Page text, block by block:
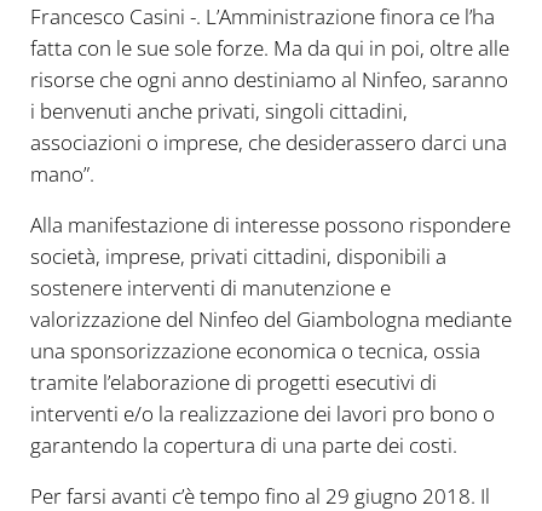
Francesco Casini -. L’Amministrazione finora ce l’ha
fatta con le sue sole forze. Ma da qui in poi, oltre alle
risorse che ogni anno destiniamo al Ninfeo, saranno
i benvenuti anche privati, singoli cittadini,
associazioni o imprese, che desiderassero darci una
mano”.
Alla manifestazione di interesse possono rispondere
società, imprese, privati cittadini, disponibili a
sostenere interventi di manutenzione e
valorizzazione del Ninfeo del Giambologna mediante
una sponsorizzazione economica o tecnica, ossia
tramite l’elaborazione di progetti esecutivi di
interventi e/o la realizzazione dei lavori pro bono o
garantendo la copertura di una parte dei costi.
Per farsi avanti c’è tempo fino al 29 giugno 2018. Il